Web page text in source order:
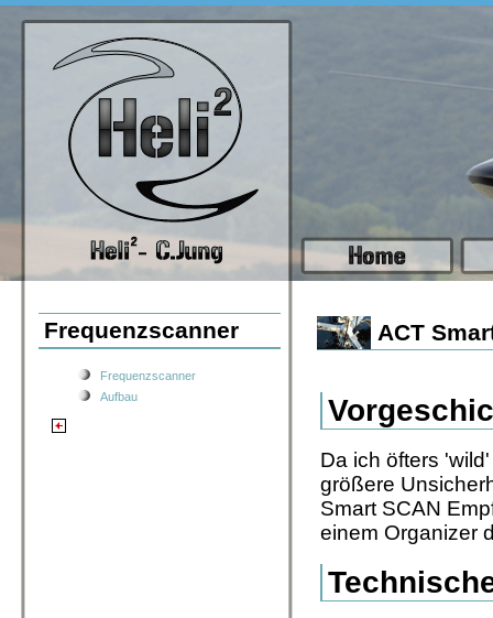
Frequenzscanner
Frequenzscanner
Aufbau
ACT
Da ich öfters
größere
Smart SCAN
einem Organizer